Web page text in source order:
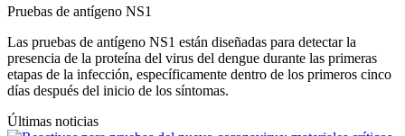
Pruebas de antígeno NS1
Las pruebas de antígeno NS1 están diseñadas para detectar la
presencia de la proteína del virus del dengue durante las primeras
etapas de la infección, específicamente dentro de los primeros cinco
días después del inicio de los síntomas.
Últimas noticias